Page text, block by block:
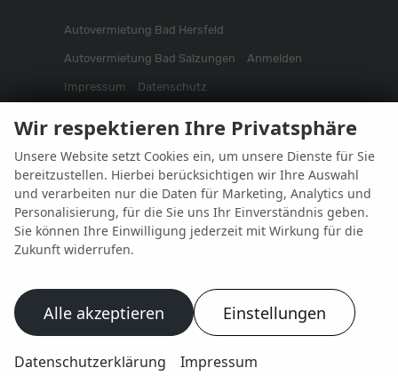
Autovermietung Bad Hersfeld
Autovermietung Bad Salzungen Anmelden
Impressum Datenschutz
Widerrufsrecht Fakten
Weitere Informationen zum offiziellen Kraftstoffverbrauch
und zu den offiziellen spezifischen CO
-Emissionen und
gegebenenfalls zum Stromverbrauch neuer PKW können
dem 'Leitfaden über den offiziellen Kraftstoffverbrauch,
die offiziellen spezifischen CO
offiziellen Stromverbrauch neuer PKW' entnommen
erhältlich ist unter www.dat.de.
Bad Salzungen,+49 (0)3695-5970453
Wir respektieren Ihre Privatsphäre
Unsere Website setzt Cookies ein, um unsere Dienste für Sie
bereitzustellen. Hierbei berücksichtigen wir Ihre Auswahl
und verarbeiten nur die Daten für Marketing, Analytics und
Personalisierung, für die Sie uns Ihr Einverständnis geben.
Sie können Ihre Einwilligung jederzeit mit Wirkung für die
Zukunft widerrufen.
Alle akzeptieren Einstellungen
Datenschutzerklärung Impressum